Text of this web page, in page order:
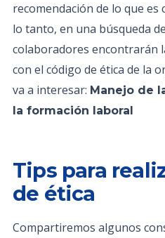
recomendación de lo que
lo tanto, en una búsqueda
colaboradores encontrarán
con el código de ética de la
va a interesar: Manejo de
la formación laboral
Tips para
de ética
Compartiremos algunos